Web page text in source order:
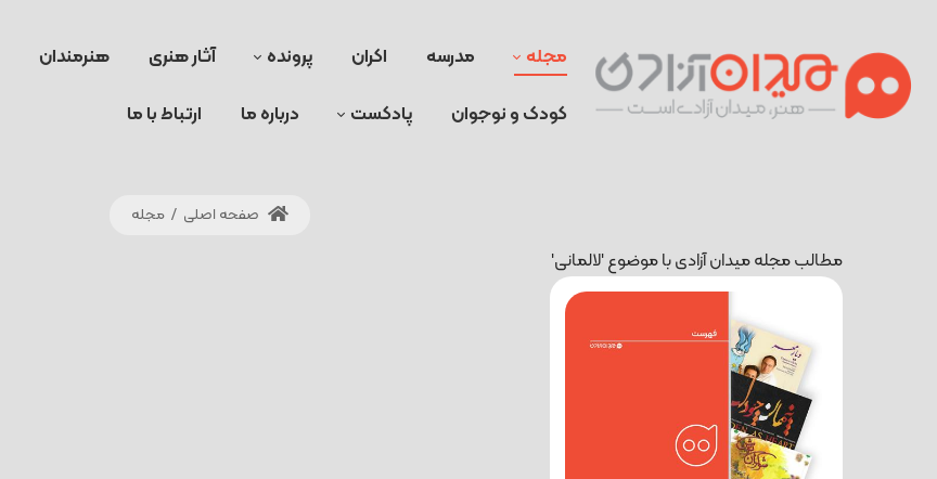
مجله مدرسه اکران پرونده آثار هنری هنرمندان
کودک و نوجوان پادکست درباره ما ارتباط با ما
صفحه اصلی / مجله
مطالب مجله میدان آزادی با موضوع 'لالمانی'